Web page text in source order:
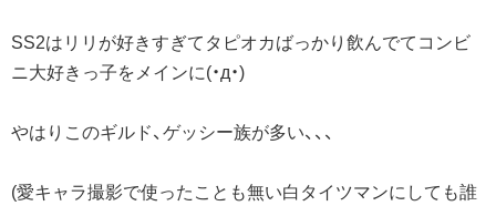
SS2はリリが好きすぎてタピオカばっかり飲んでてコンビ
ニ大好きっ子をメインに(・д・)
やはりこのギルド、ゲッシー族が多い、、、
(愛キャラ撮影で使ったことも無い白タイツマンにしても誰